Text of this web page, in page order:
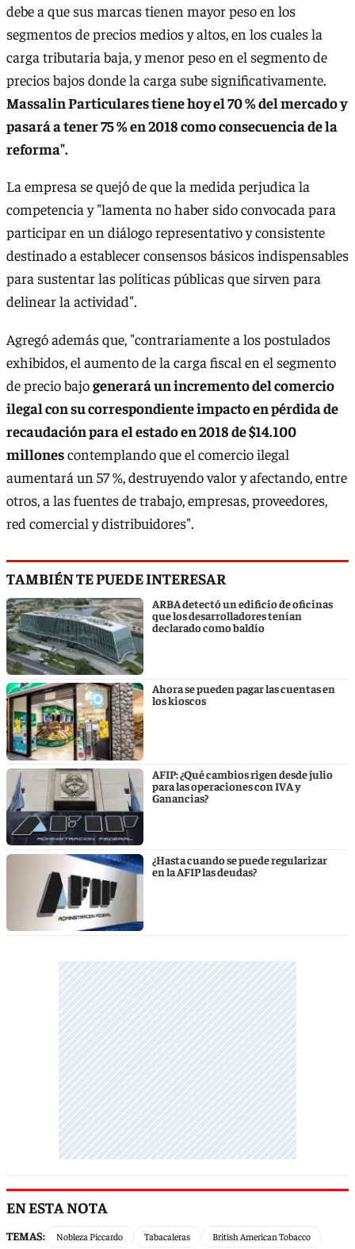
debe a que sus marcas tienen mayor peso en los
segmentos de precios medios y altos, en los cuales la
carga tributaria baja, y menor peso en el segmento de
precios bajos donde la carga sube significativamente.
Massalin Particulares tiene hoy el 70 % del mercado y
pasará a tener 75 % en 2018 como consecuencia de la
reforma".
La empresa se quejó de que la medida perjudica la
competencia y "lamenta no haber sido convocada para
participar en un diálogo representativo y consistente
destinado a establecer consensos básicos indispensables
para sustentar las políticas públicas que sirven para
delinear la actividad".
Agregó además que, "contrariamente a los postulados
exhibidos, el aumento de la carga fiscal en el segmento
de precio bajogenerará un incremento del comercio
ilegal con su correspondiente impacto en pérdida de
recaudación para el estado en 2018 de $14.100
millonescontemplando que el comercio ilegal
aumentará un 57 %, destruyendo valor y afectando, entre
otros, a las fuentes de trabajo, empresas, proveedores,
red comercial y distribuidores".
TAMBIÉN TE PUEDE INTERESAR
ARBA detectó un edificio de oficinas
que los desarrolladores tenían
declarado como baldío
Ahora se pueden pagar las cuentas en
los kioscos
AFIP: ¿Qué cambios rigen desde julio
para las operaciones con IVA y
Ganancias?
¿Hasta cuando se puede regularizar
en la AFIP las deudas?
EN ESTA NOTA
TEMAS: Nobleza Piccardo Tabacaleras British American Tobacco